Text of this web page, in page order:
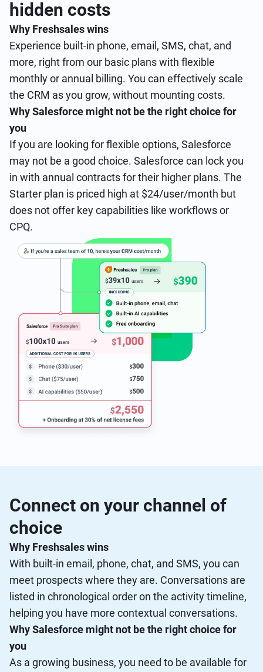
hidden costs
Why Freshsales wins
Experience built-in phone, email, SMS, chat, and
more, right from our basic plans with flexible
monthly or annual billing. You can effectively scale
the CRM as you grow, without mounting costs.
Why Salesforce might not be the right choice for
you
If you are looking for flexible options, Salesforce
may not be a good choice. Salesforce can lock you
in with annual contracts for their higher plans. The
Starter plan is priced high at $24/user/month but
does not offer key capabilities like workflows or
CPQ.
Connect on your channel of
choice
Why Freshsales wins
With built-in email, phone, chat, and SMS, you can
meet prospects where they are. Conversations are
listed in chronological order on the activity timeline,
helping you have more contextual conversations.
Why Salesforce might not be the right choice for
you
As a growing business, you need to be available for